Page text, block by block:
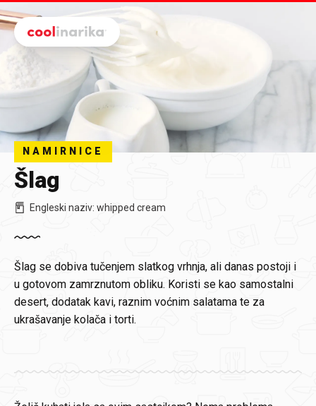
Preskoči na glavni sadržaj
NAMIRNICE
Šlag
Engleski naziv: whipped cream
Šlag se dobiva tučenjem slatkog vrhnja, ali danas postoji i
u gotovom zamrznutom obliku. Koristi se kao samostalni
desert, dodatak kavi, raznim voćnim salatama te za
ukrašavanje kolača i torti.